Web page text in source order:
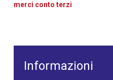
merci conto terzi
Informazioni